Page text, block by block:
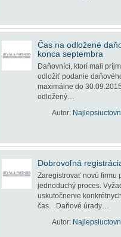
Čas na odložené
konca septembra
Daňovníci, ktorí mali
odložiť podanie
maximálne do
odložený…
Autor:
Dobrovoľná
Zaregistrovať novú firmu
jednoduchý proces.
uskutočnenie
čas. Daňové úrady…
Autor: